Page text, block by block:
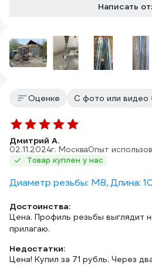
Написать
Оценке С фото или видео
Дмитрий А.
02.11.2024г. МоскваОпыт
Товар куплен у нас
Диаметр резьбы: М8, Длина:
Достоинства:
Цена. Профиль резьбы выглядит
прилагаю.
Недостатки:
Цена! Купил за 71 рубль. Через